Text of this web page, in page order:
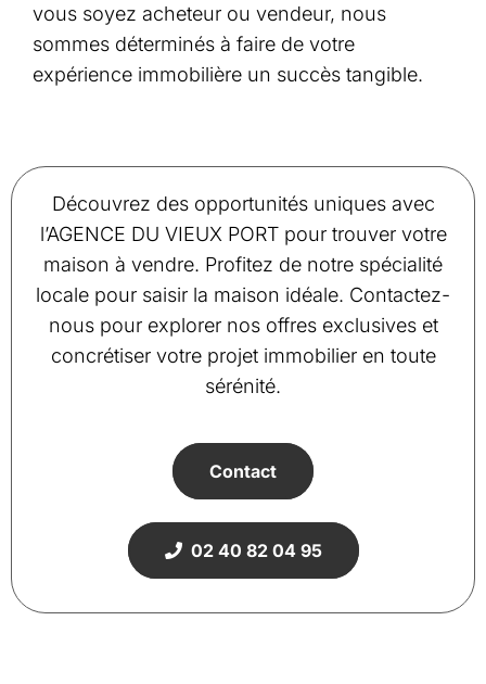
vous soyez acheteur ou vendeur, nous
sommes déterminés à faire de votre
expérience immobilière un succès tangible.
Découvrez des opportunités uniques avec
l’AGENCE DU VIEUX PORT pour trouver votre
maison à vendre. Profitez de notre spécialité
locale pour saisir la maison idéale. Contactez-
nous pour explorer nos offres exclusives et
concrétiser votre projet immobilier en toute
sérénité.
Contact
02 40 82 04 95